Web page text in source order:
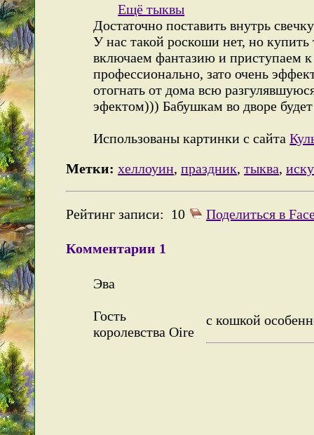
Ещё тыквы
Достаточно поставить внутрь
У нас такой роскоши нет, но
включаем фантазию и приступаем к
профессионально, зато очень
отогнать от дома всю
эфектом))) Бабушкам во дворе
Использованы картинки с сайта
Метки: хеллоуин,праздник,тыква,
Рейтинг записи: 10 Поделиться в
Комментарии 1
Эва
Гость
королевства Oire
с кошкой